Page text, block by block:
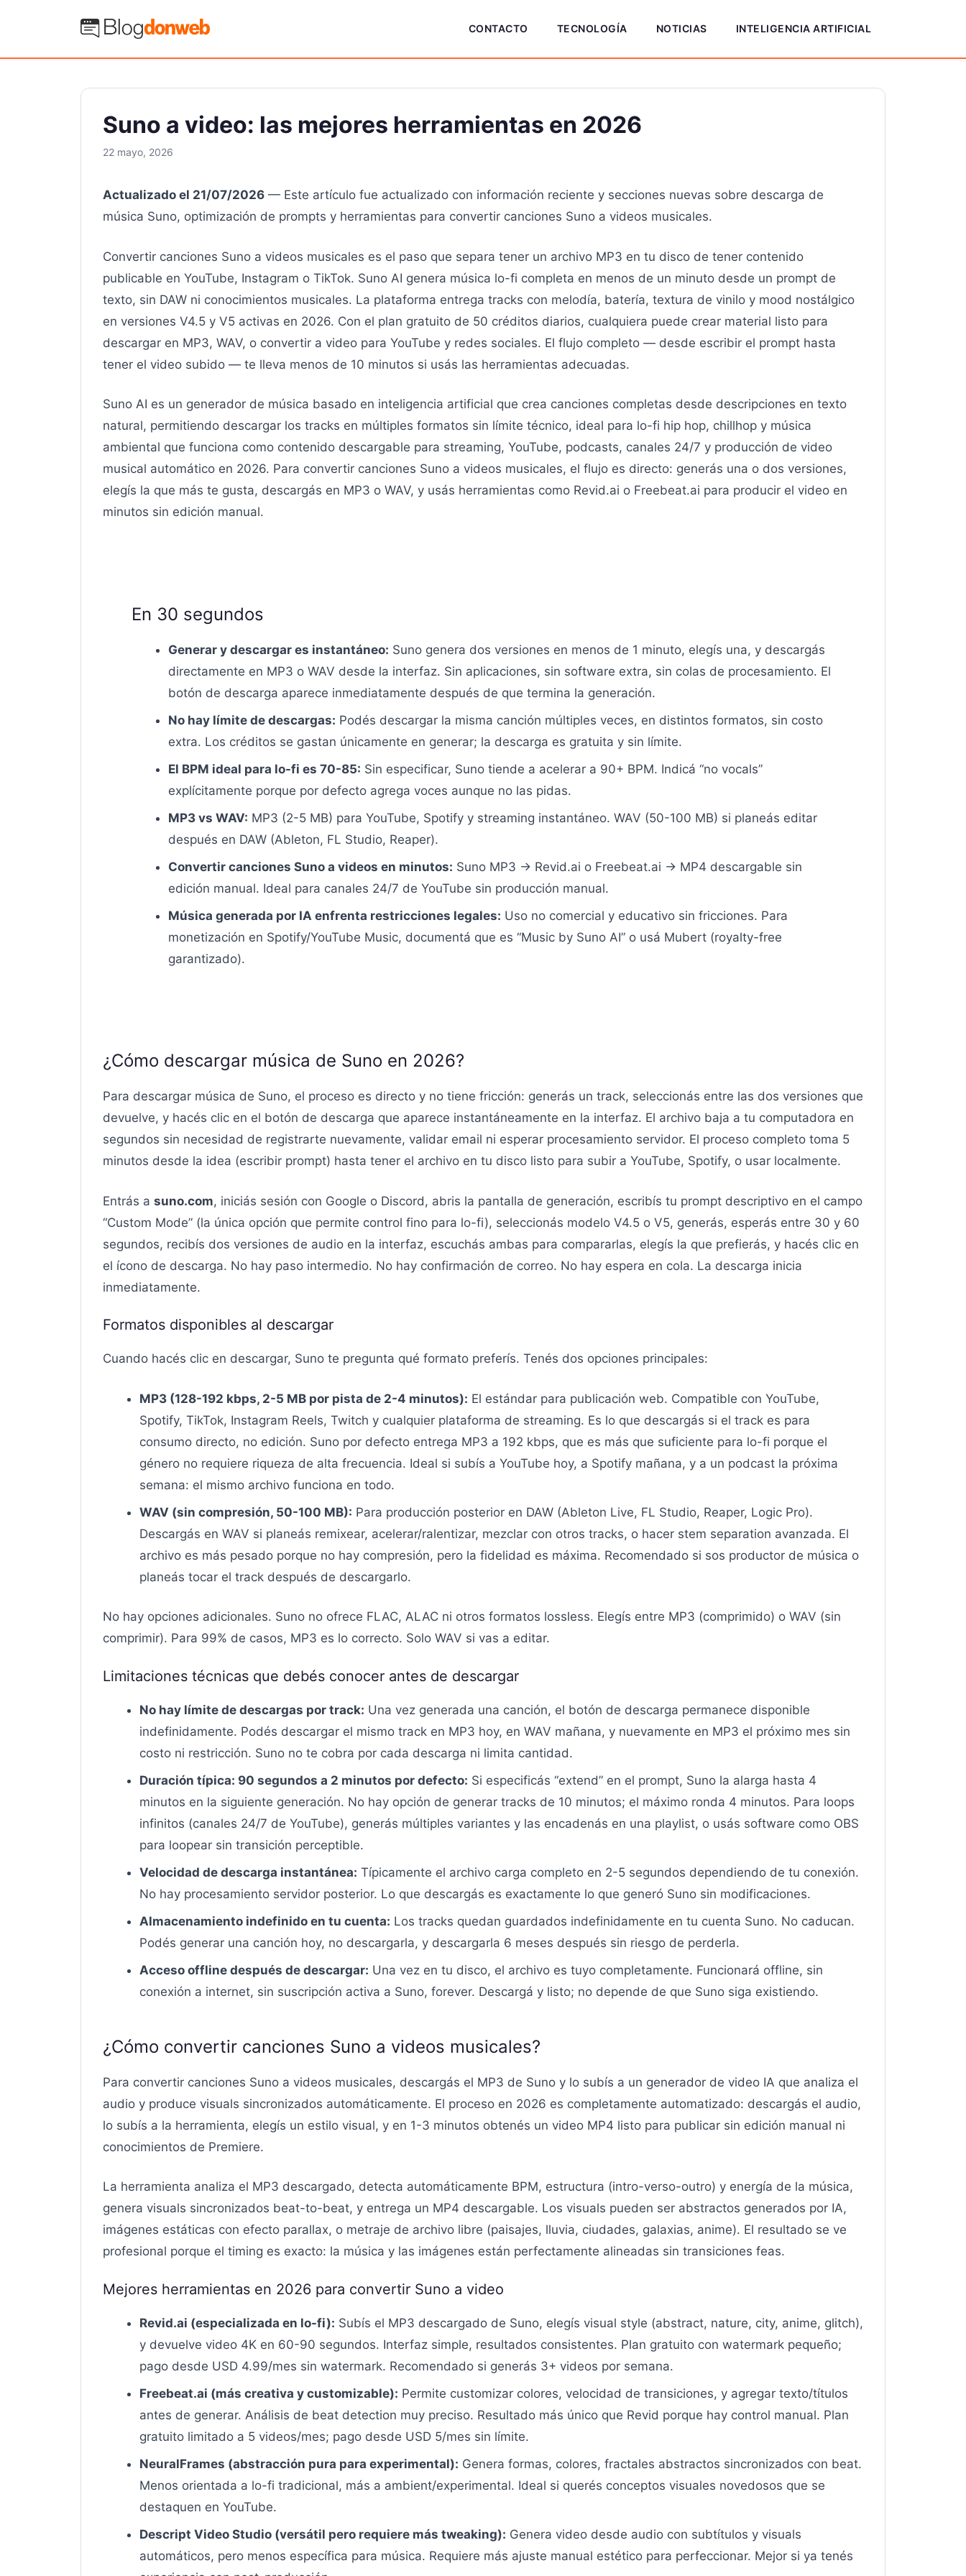
Blog Donweb CONTACTO TECNOLOGÍA NOTICIAS INTELIGENCIA ARTIFICIAL
Suno a video: las mejores herramientas en 2026
22 mayo, 2026
Actualizado el 21/07/2026 — Este artículo fue actualizado con información reciente y secciones nuevas sobre descarga de
música Suno, optimización de prompts y herramientas para convertir canciones Suno a videos musicales.
Convertir canciones Suno a videos musicales es el paso que separa tener un archivo MP3 en tu disco de tener contenido
publicable en YouTube, Instagram o TikTok. Suno AI genera música lo-fi completa en menos de un minuto desde un prompt de
texto, sin DAW ni conocimientos musicales. La plataforma entrega tracks con melodía, batería, textura de vinilo y mood nostálgico
en versiones V4.5 y V5 activas en 2026. Con el plan gratuito de 50 créditos diarios, cualquiera puede crear material listo para
descargar en MP3, WAV, o convertir a video para YouTube y redes sociales. El flujo completo — desde escribir el prompt hasta
tener el video subido — te lleva menos de 10 minutos si usás las herramientas adecuadas.
Suno AI es un generador de música basado en inteligencia artificial que crea canciones completas desde descripciones en texto
natural, permitiendo descargar los tracks en múltiples formatos sin límite técnico, ideal para lo-fi hip hop, chillhop y música
ambiental que funciona como contenido descargable para streaming, YouTube, podcasts, canales 24/7 y producción de video
musical automático en 2026. Para convertir canciones Suno a videos musicales, el flujo es directo: generás una o dos versiones,
elegís la que más te gusta, descargás en MP3 o WAV, y usás herramientas como Revid.ai o Freebeat.ai para producir el video en
minutos sin edición manual.
En 30 segundos
Generar y descargar es instantáneo: Suno genera dos versiones en menos de 1 minuto, elegís una, y descargás
directamente en MP3 o WAV desde la interfaz. Sin aplicaciones, sin software extra, sin colas de procesamiento. El
botón de descarga aparece inmediatamente después de que termina la generación.
No hay límite de descargas: Podés descargar la misma canción múltiples veces, en distintos formatos, sin costo
extra. Los créditos se gastan únicamente en generar; la descarga es gratuita y sin límite.
El BPM ideal para lo-fi es 70-85: Sin especificar, Suno tiende a acelerar a 90+ BPM. Indicá “no vocals”
explícitamente porque por defecto agrega voces aunque no las pidas.
MP3 vs WAV: MP3 (2-5 MB) para YouTube, Spotify y streaming instantáneo. WAV (50-100 MB) si planeás editar
después en DAW (Ableton, FL Studio, Reaper).
Convertir canciones Suno a videos en minutos: Suno MP3 → Revid.ai o Freebeat.ai → MP4 descargable sin
edición manual. Ideal para canales 24/7 de YouTube sin producción manual.
Música generada por IA enfrenta restricciones legales: Uso no comercial y educativo sin fricciones. Para
monetización en Spotify/YouTube Music, documentá que es “Music by Suno AI” o usá Mubert (royalty-free
garantizado).
¿Cómo descargar música de Suno en 2026?
Para descargar música de Suno, el proceso es directo y no tiene fricción: generás un track, seleccionás entre las dos versiones que
devuelve, y hacés clic en el botón de descarga que aparece instantáneamente en la interfaz. El archivo baja a tu computadora en
segundos sin necesidad de registrarte nuevamente, validar email ni esperar procesamiento servidor. El proceso completo toma 5
minutos desde la idea (escribir prompt) hasta tener el archivo en tu disco listo para subir a YouTube, Spotify, o usar localmente.
Entrás a suno.com, iniciás sesión con Google o Discord, abris la pantalla de generación, escribís tu prompt descriptivo en el campo
“Custom Mode” (la única opción que permite control fino para lo-fi), seleccionás modelo V4.5 o V5, generás, esperás entre 30 y 60
segundos, recibís dos versiones de audio en la interfaz, escuchás ambas para compararlas, elegís la que prefierás, y hacés clic en
el ícono de descarga. No hay paso intermedio. No hay confirmación de correo. No hay espera en cola. La descarga inicia
inmediatamente.
Formatos disponibles al descargar
Cuando hacés clic en descargar, Suno te pregunta qué formato preferís. Tenés dos opciones principales:
MP3 (128-192 kbps, 2-5 MB por pista de 2-4 minutos): El estándar para publicación web. Compatible con YouTube,
Spotify, TikTok, Instagram Reels, Twitch y cualquier plataforma de streaming. Es lo que descargás si el track es para
consumo directo, no edición. Suno por defecto entrega MP3 a 192 kbps, que es más que suficiente para lo-fi porque el
género no requiere riqueza de alta frecuencia. Ideal si subís a YouTube hoy, a Spotify mañana, y a un podcast la próxima
semana: el mismo archivo funciona en todo.
WAV (sin compresión, 50-100 MB): Para producción posterior en DAW (Ableton Live, FL Studio, Reaper, Logic Pro).
Descargás en WAV si planeás remixear, acelerar/ralentizar, mezclar con otros tracks, o hacer stem separation avanzada. El
archivo es más pesado porque no hay compresión, pero la fidelidad es máxima. Recomendado si sos productor de música o
planeás tocar el track después de descargarlo.
No hay opciones adicionales. Suno no ofrece FLAC, ALAC ni otros formatos lossless. Elegís entre MP3 (comprimido) o WAV (sin
comprimir). Para 99% de casos, MP3 es lo correcto. Solo WAV si vas a editar.
Limitaciones técnicas que debés conocer antes de descargar
No hay límite de descargas por track: Una vez generada una canción, el botón de descarga permanece disponible
indefinidamente. Podés descargar el mismo track en MP3 hoy, en WAV mañana, y nuevamente en MP3 el próximo mes sin
costo ni restricción. Suno no te cobra por cada descarga ni limita cantidad.
Duración típica: 90 segundos a 2 minutos por defecto: Si especificás “extend” en el prompt, Suno la alarga hasta 4
minutos en la siguiente generación. No hay opción de generar tracks de 10 minutos; el máximo ronda 4 minutos. Para loops
infinitos (canales 24/7 de YouTube), generás múltiples variantes y las encadenás en una playlist, o usás software como OBS
para loopear sin transición perceptible.
Velocidad de descarga instantánea: Típicamente el archivo carga completo en 2-5 segundos dependiendo de tu conexión.
No hay procesamiento servidor posterior. Lo que descargás es exactamente lo que generó Suno sin modificaciones.
Almacenamiento indefinido en tu cuenta: Los tracks quedan guardados indefinidamente en tu cuenta Suno. No caducan.
Podés generar una canción hoy, no descargarla, y descargarla 6 meses después sin riesgo de perderla.
Acceso offline después de descargar: Una vez en tu disco, el archivo es tuyo completamente. Funcionará offline, sin
conexión a internet, sin suscripción activa a Suno, forever. Descargá y listo; no depende de que Suno siga existiendo.
¿Cómo convertir canciones Suno a videos musicales?
Para convertir canciones Suno a videos musicales, descargás el MP3 de Suno y lo subís a un generador de video IA que analiza el
audio y produce visuals sincronizados automáticamente. El proceso en 2026 es completamente automatizado: descargás el audio,
lo subís a la herramienta, elegís un estilo visual, y en 1-3 minutos obtenés un video MP4 listo para publicar sin edición manual ni
conocimientos de Premiere.
La herramienta analiza el MP3 descargado, detecta automáticamente BPM, estructura (intro-verso-outro) y energía de la música,
genera visuals sincronizados beat-to-beat, y entrega un MP4 descargable. Los visuals pueden ser abstractos generados por IA,
imágenes estáticas con efecto parallax, o metraje de archivo libre (paisajes, lluvia, ciudades, galaxias, anime). El resultado se ve
profesional porque el timing es exacto: la música y las imágenes están perfectamente alineadas sin transiciones feas.
Mejores herramientas en 2026 para convertir Suno a video
Revid.ai (especializada en lo-fi): Subís el MP3 descargado de Suno, elegís visual style (abstract, nature, city, anime, glitch),
y devuelve video 4K en 60-90 segundos. Interfaz simple, resultados consistentes. Plan gratuito con watermark pequeño;
pago desde USD 4.99/mes sin watermark. Recomendado si generás 3+ videos por semana.
Freebeat.ai (más creativa y customizable): Permite customizar colores, velocidad de transiciones, y agregar texto/títulos
antes de generar. Análisis de beat detection muy preciso. Resultado más único que Revid porque hay control manual. Plan
gratuito limitado a 5 videos/mes; pago desde USD 5/mes sin límite.
NeuralFrames (abstracción pura para experimental): Genera formas, colores, fractales abstractos sincronizados con beat.
Menos orientada a lo-fi tradicional, más a ambient/experimental. Ideal si querés conceptos visuales novedosos que se
destaquen en YouTube.
Descript Video Studio (versátil pero requiere más tweaking): Genera video desde audio con subtítulos y visuals
automáticos, pero menos específica para música. Requiere más ajuste manual estético para perfeccionar. Mejor si ya tenés